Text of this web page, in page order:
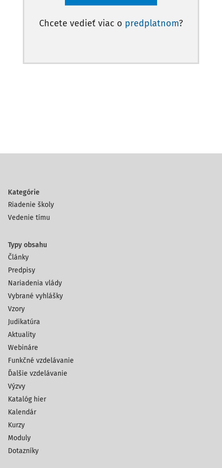
Chcete vedieť viac o predplatnom?
Kategórie
Riadenie školy
Vedenie tímu
Typy obsahu
Články
Predpisy
Nariadenia vlády
Vybrané vyhlášky
Vzory
Judikatúra
Aktuality
Webináre
Funkčné vzdelávanie
Ďalšie vzdelávanie
Výzvy
Katalóg hier
Kalendár
Kurzy
Moduly
Dotazníky